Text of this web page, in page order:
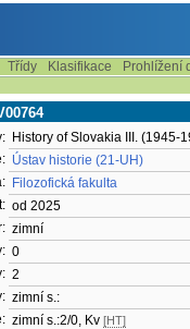
Třídy Klasifikace
Prohlížení
History of Slovakia III. (1945-
Ústav historie (21-UH)
Filozofická fakulta
od 2025
zimní
0
2
zimní s.:
zimní s.:2/0, Kv [HT]